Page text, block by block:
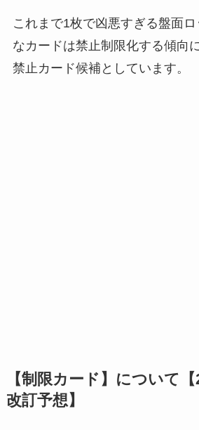
これまで1枚で凶悪すぎる盤面
なカードは禁止制限化する傾向
禁止カード候補としています。
【制限カード】について
改訂予想】